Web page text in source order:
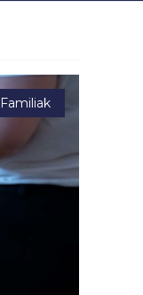
Familiak